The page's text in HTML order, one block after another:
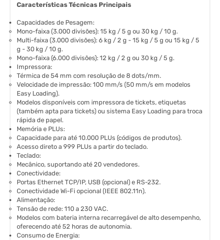
Características Técnicas Principais
Capacidades de Pesagem:
Mono-faixa (3.000 divisões): 15 kg / 5 g ou 30 kg / 10 g.
Multi-faixa (3.000 divisões): 6 kg / 2 g - 15 kg / 5 g ou 15 kg / 5
g - 30 kg / 10 g.
Mono-faixa (6.000 divisões): 12 kg / 2 g ou 30 kg / 5 g.
Impressora:
Térmica de 54 mm com resolução de 8 dots/mm.
Velocidade de impressão: 100 mm/s (50 mm/s em modelos
Easy Loading).
Modelos disponíveis com impressora de tickets, etiquetas
(também apta para tickets) ou sistema Easy Loading para troca
rápida de papel.
Memória e PLUs:
Capacidade para até 10.000 PLUs (códigos de produtos).
Acesso direto a 999 PLUs a partir do teclado.
Teclado:
Mecânico, suportando até 20 vendedores.
Conectividade:
Portas Ethernet TCP/IP, USB (opcional) e RS-232.
Conectividade Wi-Fi opcional (IEEE 802.11n).
Alimentação:
Tensão de rede: 110 a 230 VAC.
Modelos com bateria interna recarregável de alto desempenho,
oferecendo até 52 horas de autonomia.
Consumo de Energia: